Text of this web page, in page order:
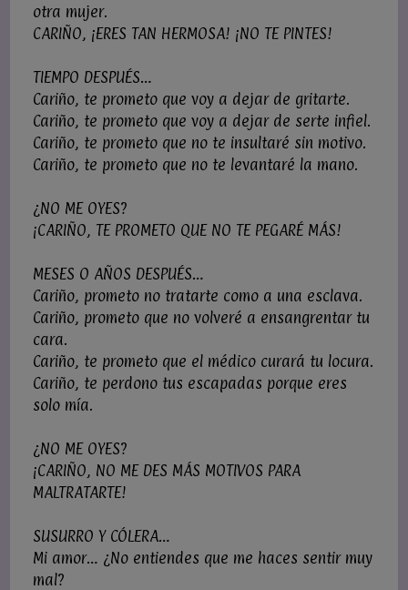
otra mujer.
CARIÑO, ¡ERES TAN HERMOSA! ¡NO TE PINTES!
TIEMPO DESPUÉS…
Cariño, te prometo que voy a dejar de gritarte.
Cariño, te prometo que voy a dejar de serte infiel.
Cariño, te prometo que no te insultaré sin motivo.
Cariño, te prometo que no te levantaré la mano.
¿NO ME OYES?
¡CARIÑO, TE PROMETO QUE NO TE PEGARÉ MÁS!
MESES O AÑOS DESPUÉS…
Cariño, prometo no tratarte como a una esclava.
Cariño, prometo que no volveré a ensangrentar tu
cara.
Cariño, te prometo que el médico curará tu locura.
Cariño, te perdono tus escapadas porque eres
solo mía.
¿NO ME OYES?
¡CARIÑO, NO ME DES MÁS MOTIVOS PARA
MALTRATARTE!
SUSURRO Y CÓLERA…
Mi amor… ¿No entiendes que me haces sentir muy
mal?